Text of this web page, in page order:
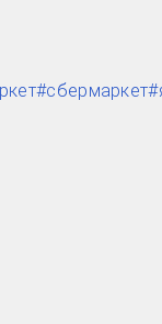
#сбермаркет